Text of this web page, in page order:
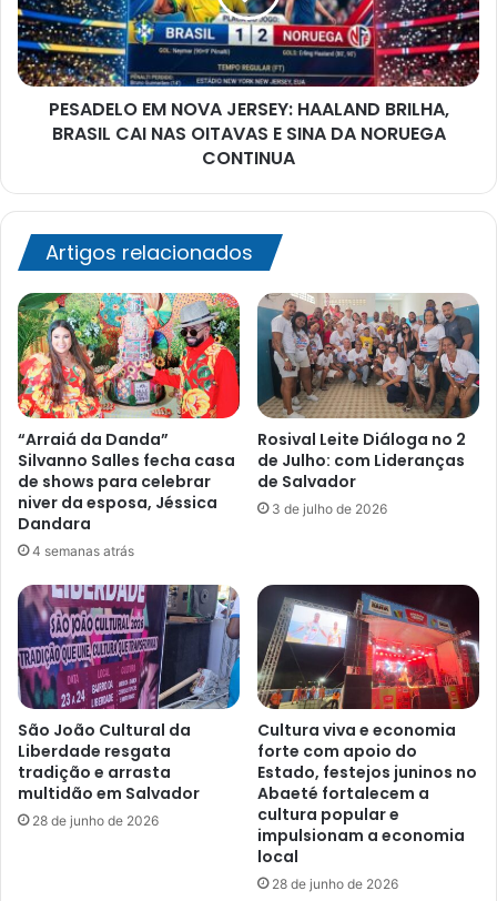
BRILHA,
BRASIL
CAI
NAS
OITAVAS
NORUEGA
PESADELO EM NOVA JERSEY: HAALAND BRILHA,
BRASIL CAI NAS OITAVAS E SINA DA NORUEGA
CONTINUA
Artigos relacionados
“Arraiá da Danda”
Silvanno Salles fecha casa
de shows para celebrar
niver da esposa, Jéssica
Dandara
4 semanas atrás
Rosival Leite Diáloga no 2
de Julho: com Lideranças
de Salvador
3 de julho de 2026
São João Cultural da
Liberdade resgata
tradição e arrasta
multidão em Salvador
28 de junho de 2026
Cultura viva e economia
forte com apoio do
Estado, festejos juninos no
Abaeté fortalecem a
cultura popular e
impulsionam a economia
local
28 de junho de 2026